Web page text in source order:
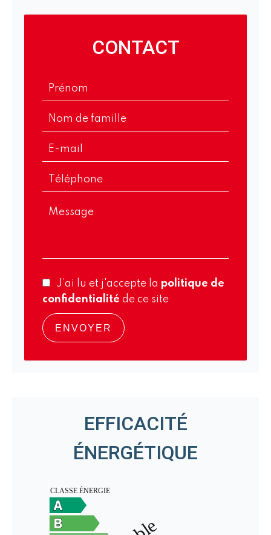
CONTACT
J’ai lu et j'accepte la politique de
confidentialité de ce site
ENVOYER
EFFICACITÉ
ÉNERGÉTIQUE